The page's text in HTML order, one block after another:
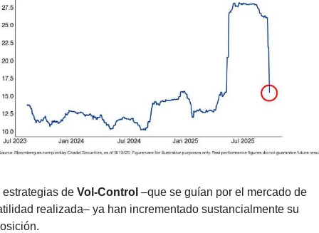
estrategias de Vol-Control –que se guían por el mercado de
realizada– ya han incrementado sustancialmente su